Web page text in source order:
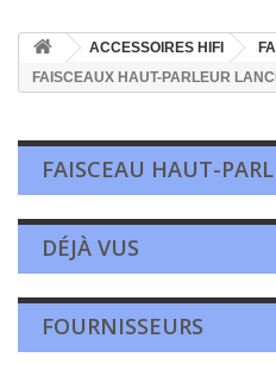
ACCESSOIRES HIFI
FAISCEAUX HAUT-PARLEUR
FAISCEAU HAUT-
DÉJÀ VUS
FOURNISSEURS